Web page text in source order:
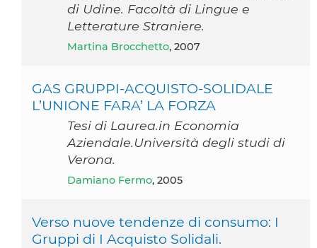
di Udine. Facoltà di Lingue e
Letterature Straniere.
Martina Brocchetto, 2007
GAS GRUPPI-ACQUISTO-SOLIDALE
L’UNIONE FARA’ LA FORZA
Tesi di Laurea.in Economia
Aziendale.Università degli studi di
Verona.
Damiano Fermo, 2005
Verso nuove tendenze di consumo: I
Gruppi di I Acquisto Solidali.